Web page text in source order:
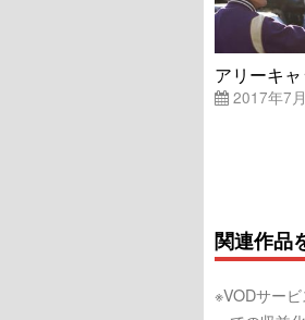
アリーキャ
2017年7
関連作品
※VODサー